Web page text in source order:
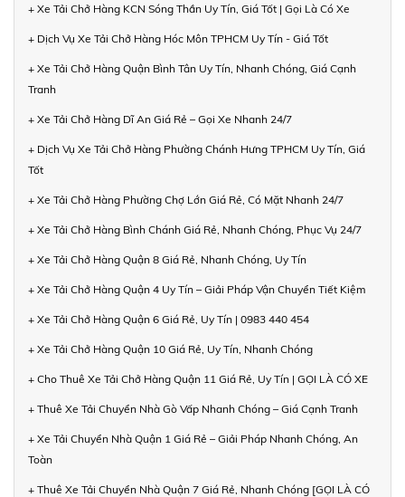
+ Xe Tải Chở Hàng KCN Sóng Thần Uy Tín, Giá Tốt | Gọi Là Có Xe
+ Dịch Vụ Xe Tải Chở Hàng Hóc Môn TPHCM Uy Tín - Giá Tốt
+ Xe Tải Chở Hàng Quận Bình Tân Uy Tín, Nhanh Chóng, Giá Cạnh
Tranh
+ Xe Tải Chở Hàng Dĩ An Giá Rẻ – Gọi Xe Nhanh 24/7
+ Dịch Vụ Xe Tải Chở Hàng Phường Chánh Hưng TPHCM Uy Tín, Giá
Tốt
+ Xe Tải Chở Hàng Phường Chợ Lớn Giá Rẻ, Có Mặt Nhanh 24/7
+ Xe Tải Chở Hàng Bình Chánh Giá Rẻ, Nhanh Chóng, Phục Vụ 24/7
+ Xe Tải Chở Hàng Quận 8 Giá Rẻ, Nhanh Chóng, Uy Tín
+ Xe Tải Chở Hàng Quận 4 Uy Tín – Giải Pháp Vận Chuyển Tiết Kiệm
+ Xe Tải Chở Hàng Quận 6 Giá Rẻ, Uy Tín | 0983 440 454
+ Xe Tải Chở Hàng Quận 10 Giá Rẻ, Uy Tín, Nhanh Chóng
+ Cho Thuê Xe Tải Chở Hàng Quận 11 Giá Rẻ, Uy Tín | GỌI LÀ CÓ XE
+ Thuê Xe Tải Chuyển Nhà Gò Vấp Nhanh Chóng – Giá Cạnh Tranh
+ Xe Tải Chuyển Nhà Quận 1 Giá Rẻ – Giải Pháp Nhanh Chóng, An
Toàn
+ Thuê Xe Tải Chuyển Nhà Quận 7 Giá Rẻ, Nhanh Chóng [GỌI LÀ CÓ